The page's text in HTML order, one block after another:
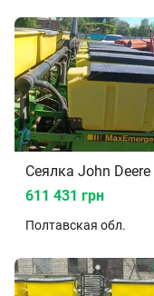
Сеялка John
611 431 грн
Полтавская обл.